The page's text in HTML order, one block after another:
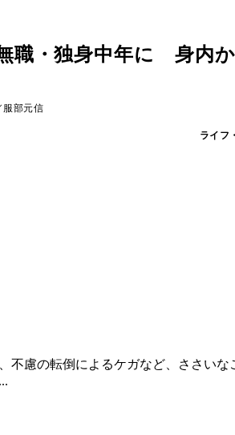
無職・独身中年に 身内
部元信
ライフ
不慮の転倒によるケガなど、ささい